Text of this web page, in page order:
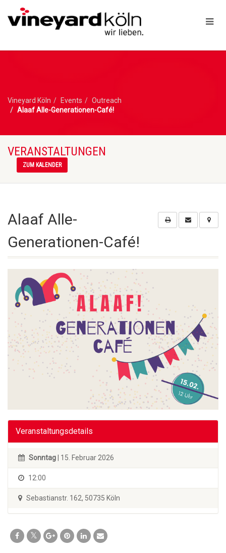
Vineyard Köln Events
Outreach
Alaaf Alle-Generationen-Café!
VERANSTALTUNGEN
ZUM KALENDER
Alaaf Alle-
Generationen-Café!
Veranstaltungsdetails
Sonntag | 15. Februar 2026
12:00
Sebastianstr. 162, 50735 Köln